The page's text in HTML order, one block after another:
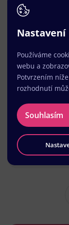
Nastavení
Používáme
webu a
Potvrzením
rozhodnutí
Souhlasím